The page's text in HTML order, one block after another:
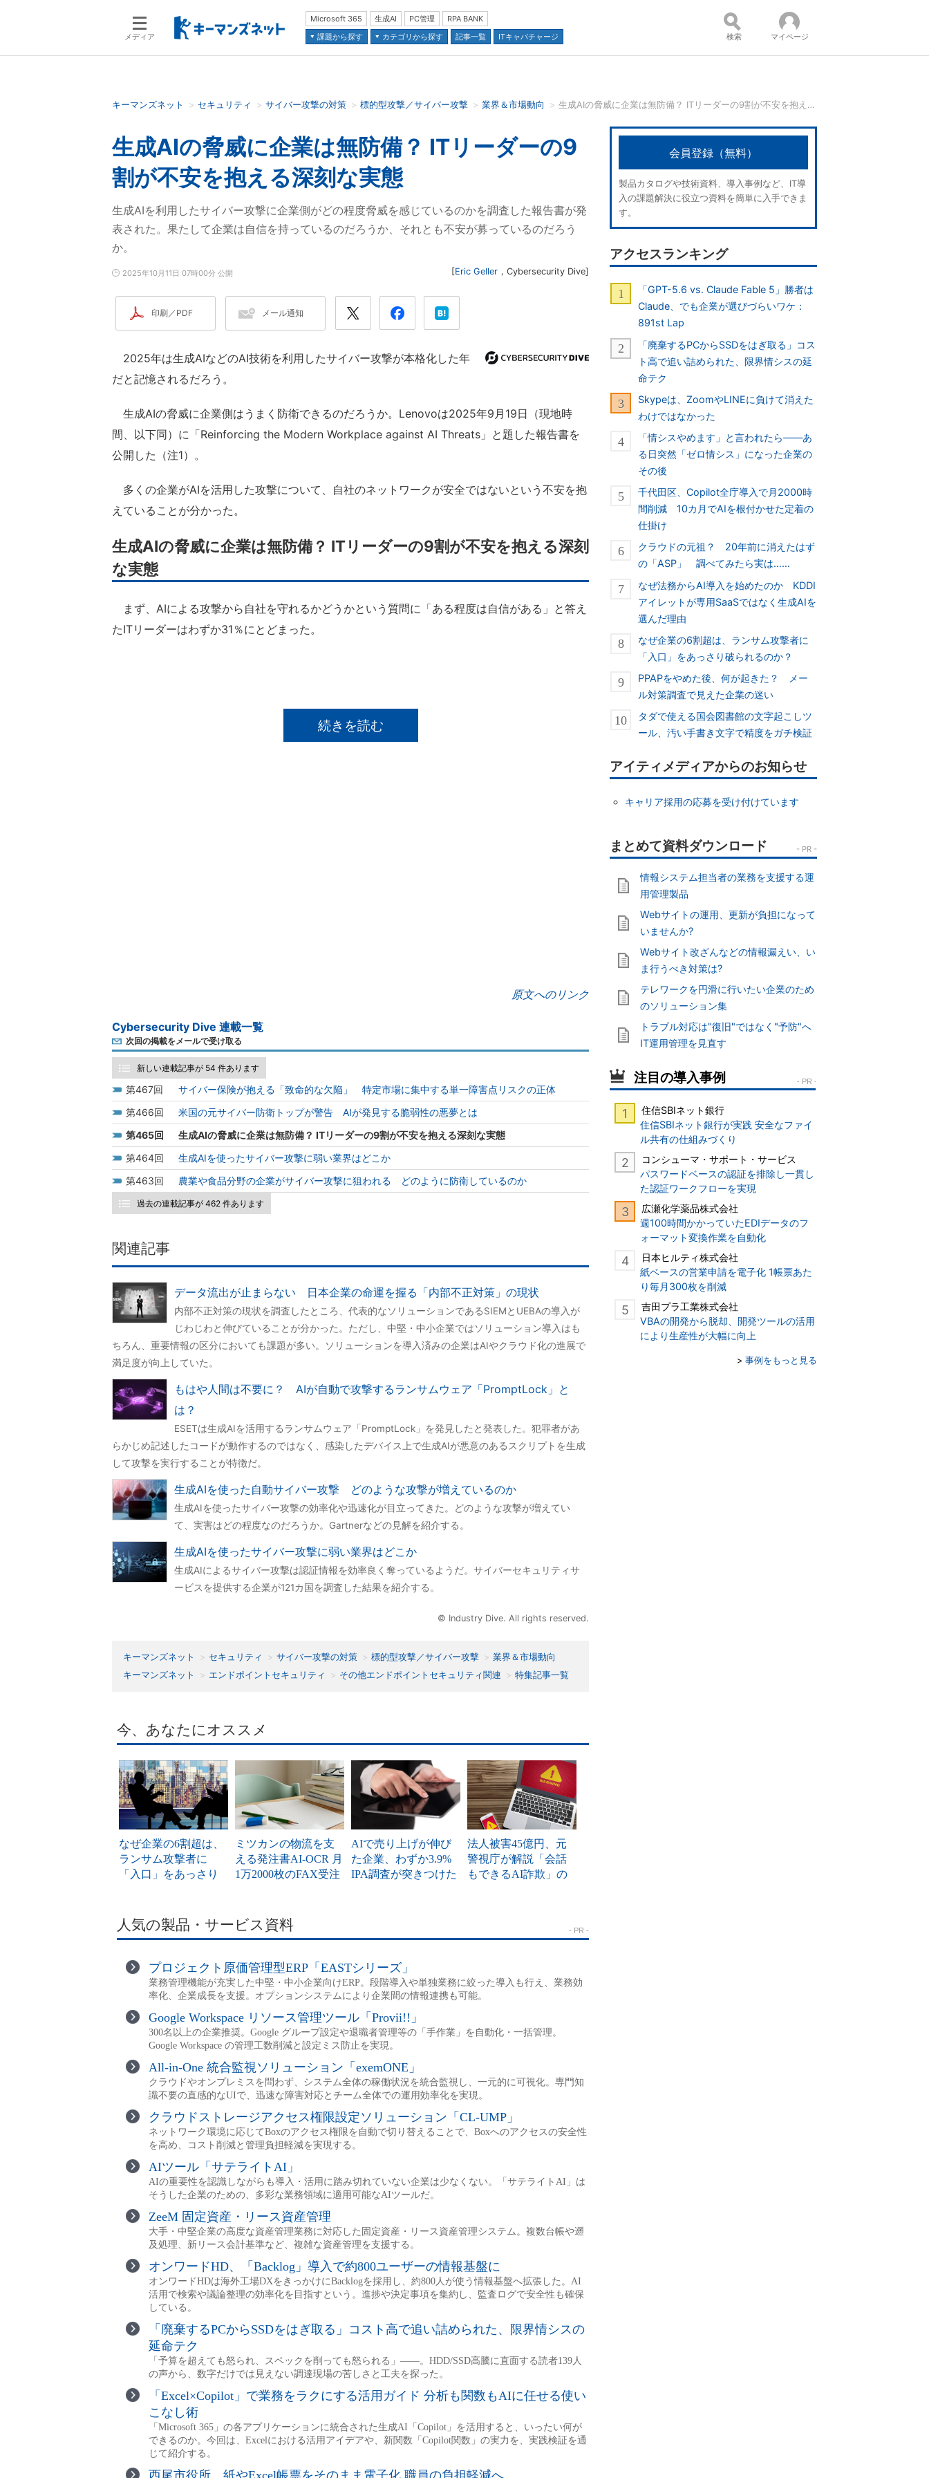
メディア
Microsoft 365 生成AI PC管理
RPA BANK
課題から探す
カテゴリから探す 記事一覧 ITキャパチャージ
検索語を入力してください コンテンツ：
並び順：
検索 マイページ
キーマンズネット セキュリティ サイバー攻撃の対策 標的型攻撃／サイバー攻撃 業界＆市場動向 生成AIの脅威に企業は無防備？ ITリーダーの9割が不安を抱える深刻な実態
生成AIの脅威に企業は無防備？ ITリーダーの9
割が不安を抱える深刻な実態
生成AIを利用したサイバー攻撃に企業側がどの程度脅威を感じているのかを調査した報告書が発
表された。果たして企業は自信を持っているのだろうか、それとも不安が募っているのだろう
か。
2025年10月11日 07時00分 公開 [Eric Geller ， Cybersecurity Dive]
印刷／PDF メール通知
2025年は生成AIなどのAI技術を利用したサイバー攻撃が本格化した年
だと記憶されるだろう。
生成AIの脅威に企業側はうまく防衛できるのだろうか。Lenovoは2025年9月19日（現地時
間、以下同）に「Reinforcing the Modern Workplace against AI Threats」と題した報告書を
公開した（注1）。
多くの企業がAIを活用した攻撃について、自社のネットワークが安全ではないという不安を抱
えていることが分かった。
生成AIの脅威に企業は無防備？ ITリーダーの9割が不安を抱える深刻
な実態
まず、AIによる攻撃から自社を守れるかどうかという質問に「ある程度は自信がある」と答え
たITリーダーはわずか31％にとどまった。
続きを読む
原文へのリンク
Cybersecurity Dive 連載一覧
次回の掲載をメールで受け取る
新しい連載記事が 54 件あります
467
サイバー保険が抱える「致命的な欠陥」 特定市場に集中する単一障害点リスクの正体
466
米国の元サイバー防衛トップが警告 AIが発見する脆弱性の悪夢とは
465
生成AIの脅威に企業は無防備？ ITリーダーの9割が不安を抱える深刻な実態
464
生成AIを使ったサイバー攻撃に弱い業界はどこか
463
農業や食品分野の企業がサイバー攻撃に狙われる どのように防衛しているのか
過去の連載記事が 462 件あります
関連記事
データ流出が止まらない 日本企業の命運を握る「内部不正対策」の現状
内部不正対策の現状を調査したところ、代表的なソリューションであるSIEMとUEBAの導入が
じわじわと伸びていることが分かった。ただし、中堅・中小企業ではソリューション導入はも
ちろん、重要情報の区分においても課題が多い。ソリューションを導入済みの企業はAIやクラウド化の進展で
満足度が向上していた。
もはや人間は不要に？ AIが自動で攻撃するランサムウェア「PromptLock」と
は？
ESETは生成AIを活用するランサムウェア「PromptLock」を発見したと発表した。犯罪者があ
らかじめ記述したコードが動作するのではなく、感染したデバイス上で生成AIが悪意のあるスクリプトを生成
して攻撃を実行することが特徴だ。
生成AIを使った自動サイバー攻撃 どのような攻撃が増えているのか
生成AIを使ったサイバー攻撃の効率化や迅速化が目立ってきた。どのような攻撃が増えてい
て、実害はどの程度なのだろうか。Gartnerなどの見解を紹介する。
生成AIを使ったサイバー攻撃に弱い業界はどこか
生成AIによるサイバー攻撃は認証情報を効率良く奪っているようだ。サイバーセキュリティサ
ービスを提供する企業が121カ国を調査した結果を紹介する。
© Industry Dive. All rights reserved.
キーマンズネット セキュリティ サイバー攻撃の対策 標的型攻撃／サイバー攻撃
業界＆市場動向
キーマンズネット
エンドポイントセキュリティ その他エンドポイントセキュリティ関連 特集記事一覧
会員登録（無料）
製品カタログや技術資料、導入事例など、IT導
入の課題解決に役立つ資料を簡単に入手できま
す。
アクセスランキング
「GPT-5.6 vs. Claude Fable 5」勝者は
Claude、でも企業が選びづらいワケ：
891st Lap
「廃棄するPCからSSDをはぎ取る」コス
ト高で追い詰められた、限界情シスの延
命テク
Skypeは、ZoomやLINEに負けて消えた
わけではなかった
「情シスやめます」と言われたら――あ
る日突然「ゼロ情シス」になった企業の
その後
千代田区、Copilot全庁導入で月2000時
間削減 10カ月でAIを根付かせた定着の
仕掛け
クラウドの元祖？ 20年前に消えたはず
の「ASP」 調べてみたら実は……
なぜ法務からAI導入を始めたのか KDDI
アイレットが専用SaaSではなく生成AIを
選んだ理由
なぜ企業の6割超は、ランサム攻撃者に
「入口」をあっさり破られるのか？
PPAPをやめた後、何が起きた？ メー
ル対策調査で見えた企業の迷い
タダで使える国会図書館の文字起こしツ
ール、汚い手書き文字で精度をガチ検証
アイティメディアからのお知らせ
キャリア採用の応募を受け付けています
情報システム担当者の業務を支援する運
用管理製品
Webサイトの運用、更新が負担になって
いませんか?
Webサイト改ざんなどの情報漏えい、い
ま行うべき対策は?
テレワークを円滑に行いたい企業のため
のソリューション集
トラブル対応は"復旧"ではなく"予防"へ
IT運用管理を見直す